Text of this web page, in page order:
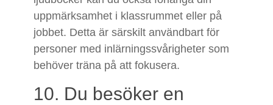
uppmärksamhet i klassrummet eller på
jobbet. Detta är särskilt användbart för
personer med inlärningssvårigheter som
behöver träna på att fokusera.
10. Du besöker en